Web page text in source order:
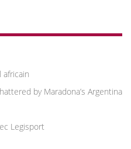
africain
by Maradona’s Argentina
Legisport